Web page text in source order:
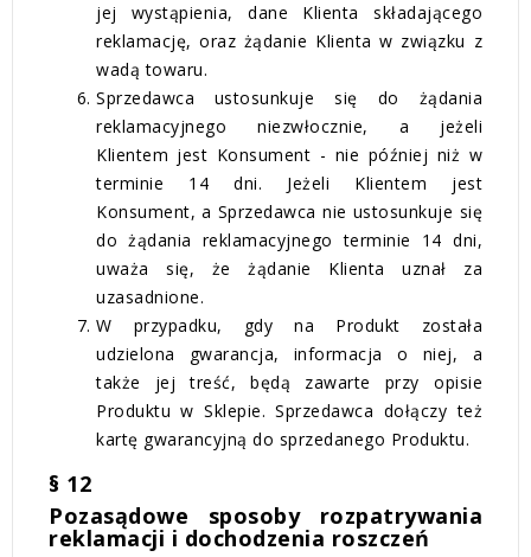
jej wystąpienia, dane Klienta składającego
reklamację, oraz żądanie Klienta w związku z
wadą towaru.
Sprzedawca ustosunkuje się do żądania
reklamacyjnego niezwłocznie, a jeżeli
Klientem jest Konsument - nie później niż w
terminie 14 dni. Jeżeli Klientem jest
Konsument, a Sprzedawca nie ustosunkuje się
do żądania reklamacyjnego terminie 14 dni,
uważa się, że żądanie Klienta uznał za
uzasadnione.
W przypadku, gdy na Produkt została
udzielona gwarancja, informacja o niej, a
także jej treść, będą zawarte przy opisie
Produktu w Sklepie. Sprzedawca dołączy też
kartę gwarancyjną do sprzedanego Produktu.
§ 12
Pozasądowe sposoby rozpatrywania
reklamacji i dochodzenia roszczeń